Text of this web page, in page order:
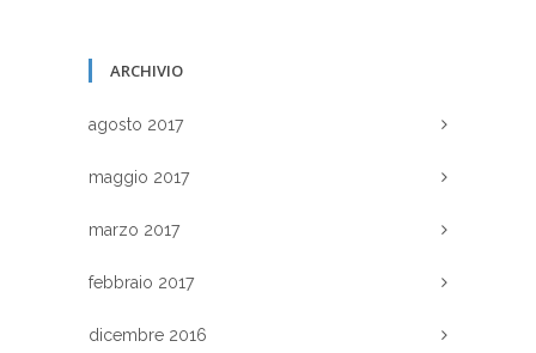
ARCHIVIO
agosto 2017
maggio 2017
marzo 2017
febbraio 2017
dicembre 2016